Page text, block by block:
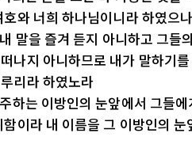
와 너희 하나님이니라 하였으나
말을 즐겨 듣지 아니하고 그들
나지 아니하므로 내가 말하기
리라 하였노라
하는 이방인의 눈앞에서 그들
이라 내 이름을 그 이방인의